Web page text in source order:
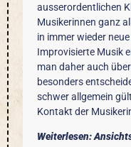
ausserordentlichen
Musikerinnen ganz
in immer wieder
Improvisierte Musik
man daher auch
besonders
schwer allgemein
Kontakt der
Weiterlesen: